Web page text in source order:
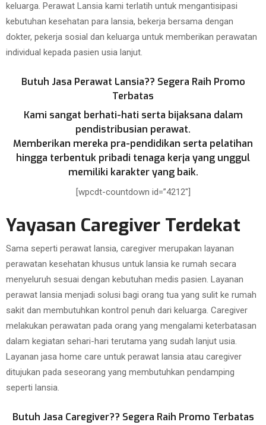
keluarga. Perawat Lansia kami terlatih untuk mengantisipasi
kebutuhan kesehatan para lansia, bekerja bersama dengan
dokter, pekerja sosial dan keluarga untuk memberikan perawatan
individual kepada pasien usia lanjut.
Butuh Jasa Perawat Lansia?? Segera Raih Promo
Terbatas
Kami sangat berhati-hati serta bijaksana dalam
pendistribusian perawat.
Memberikan mereka pra-pendidikan serta pelatihan
hingga terbentuk pribadi tenaga kerja yang unggul
memiliki karakter yang baik.
[wpcdt-countdown id=”4212″]
Yayasan Caregiver Terdekat
Sama seperti perawat lansia, caregiver merupakan layanan
perawatan kesehatan khusus untuk lansia ke rumah secara
menyeluruh sesuai dengan kebutuhan medis pasien. Layanan
perawat lansia menjadi solusi bagi orang tua yang sulit ke rumah
sakit dan membutuhkan kontrol penuh dari keluarga. Caregiver
melakukan perawatan pada orang yang mengalami keterbatasan
dalam kegiatan sehari-hari terutama yang sudah lanjut usia.
Layanan jasa home care untuk perawat lansia atau caregiver
ditujukan pada seseorang yang membutuhkan pendamping
seperti lansia.
Butuh Jasa Caregiver?? Segera Raih Promo Terbatas